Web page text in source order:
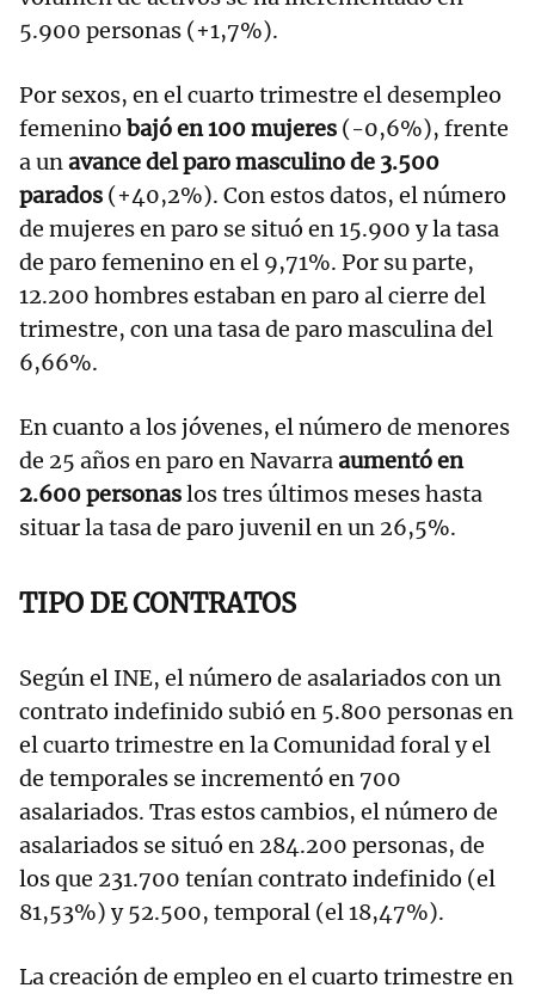
5.900 personas (+1,7%).
Por sexos, en el cuarto trimestre el desempleo
femenino bajó en 100 mujeres (-0,6%), frente
a unavance del paro masculino de 3.500
parados (+40,2%). Con estos datos, el número
de mujeres en paro se situó en 15.900 y la tasa
de paro femenino en el 9,71%. Por su parte,
12.200 hombres estaban en paro al cierre del
trimestre, con una tasa de paro masculina del
6,66%.
En cuanto a los jóvenes, el número de menores
de 25 años en paro en Navarraaumentó en
2.600 personaslos tres últimos meses hasta
situar la tasa de paro juvenil en un 26,5%.
TIPO DE CONTRATOS
Según el INE, el número de asalariados con un
contrato indefinido subió en 5.800 personas en
el cuarto trimestre en la Comunidad foral y el
de temporales se incrementó en 700
asalariados. Tras estos cambios, el número de
asalariados se situó en 284.200 personas, de
los que 231.700 tenían contrato indefinido (el
81,53%) y 52.500, temporal (el 18,47%).
La creación de empleo en el cuarto trimestre en